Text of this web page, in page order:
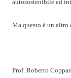
autosostenibile ed
Ma questo è un
Prof. Roberto